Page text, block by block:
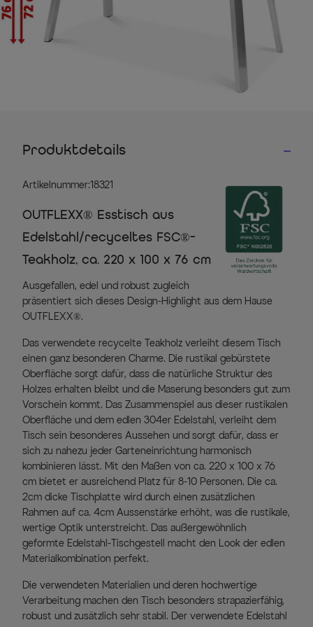
Produktdetails
Artikelnummer:18321
OUTFLEXX® Esstisch aus
Edelstahl/recyceltes FSC®-
Teakholz, ca. 220 x 100 x 76 cm
Ausgefallen, edel und robust zugleich
präsentiert sich dieses Design-Highlight aus dem Hause
OUTFLEXX®.
Das verwendete recycelte Teakholz verleiht diesem Tisch
einen ganz besonderen Charme. Die rustikal gebürstete
Oberfläche sorgt dafür, dass die natürliche Struktur des
Holzes erhalten bleibt und die Maserung besonders gut zum
Vorschein kommt. Das Zusammenspiel aus dieser rustikalen
Oberfläche und dem edlen 304er Edelstahl, verleiht dem
Tisch sein besonderes Aussehen und sorgt dafür, dass er
sich zu nahezu jeder Garteneinrichtung harmonisch
kombinieren lässt. Mit den Maßen von ca. 220 x 100 x 76
cm bietet er ausreichend Platz für 8-10 Personen. Die ca.
2cm dicke Tischplatte wird durch einen zusätzlichen
Rahmen auf ca. 4cm Aussenstärke erhöht, was die rustikale,
wertige Optik unterstreicht. Das außergewöhnlich
geformte Edelstahl-Tischgestell macht den Look der edlen
Materialkombination perfekt.
Die verwendeten Materialien und deren hochwertige
Verarbeitung machen den Tisch besonders strapazierfähig,
robust und zusätzlich sehr stabil. Der verwendete Edelstahl